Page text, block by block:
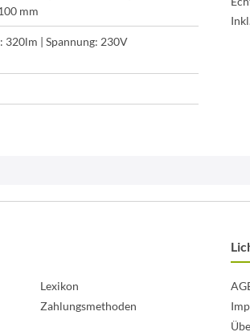
mm
320lm | Spannung: 230V
Lexikon
Zahlungsmethoden